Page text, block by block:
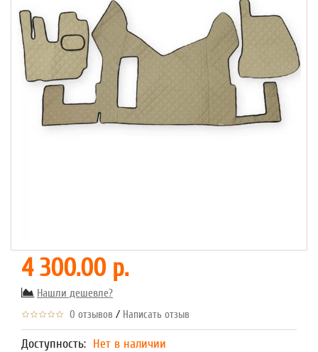
4 300.00 р.
Нашли дешевле?
0 отзывов / Написать отзыв
Доступность: Нет в наличии